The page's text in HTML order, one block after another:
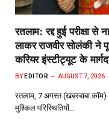
रतलाम: रद्द हुई परीक्षा
लाकर राजवीर सोलंकी ने
करियर इंस्टीट्यूट के
BY EDITOR AUGUST 7, 2026
रतलाम, 7 अगस्त
मुश्किल परिस्थितियों…